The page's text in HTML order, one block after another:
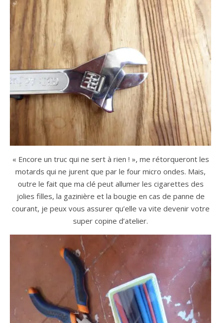
« Encore un truc qui ne sert à rien ! », me rétorqueront les
motards qui ne jurent que par le four micro ondes. Mais,
outre le fait que ma clé peut allumer les cigarettes des
jolies filles, la gazinière et la bougie en cas de panne de
courant, je peux vous assurer qu’elle va vite devenir votre
super copine d’atelier.